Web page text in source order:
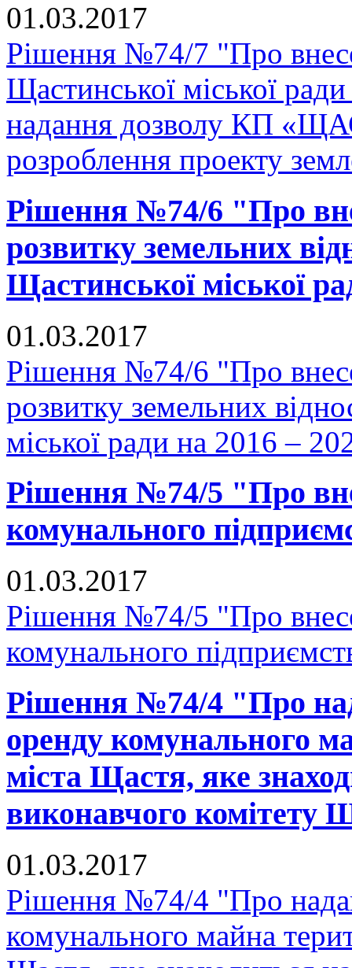
01.03.2017
Рішення №74/7 "Про
Щастинської міської
надання дозволу КП
розроблення проекту
Рішення №74/6 "Про
розвитку земельних
Щастинської міської
01.03.2017
Рішення №74/6 "Про
розвитку земельних
міської ради на 2016 –
Рішення №74/5 "Про
комунального
01.03.2017
Рішення №74/5 "Про
комунального
Рішення №74/4 "Про
оренду комунального
міста Щастя, яке
виконавчого комітету
01.03.2017
Рішення №74/4 "Про
комунального майна